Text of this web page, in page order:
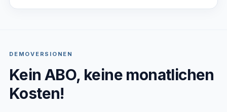
DEMOVERSIONEN
Kein ABO, keine monatlichen
Kosten!